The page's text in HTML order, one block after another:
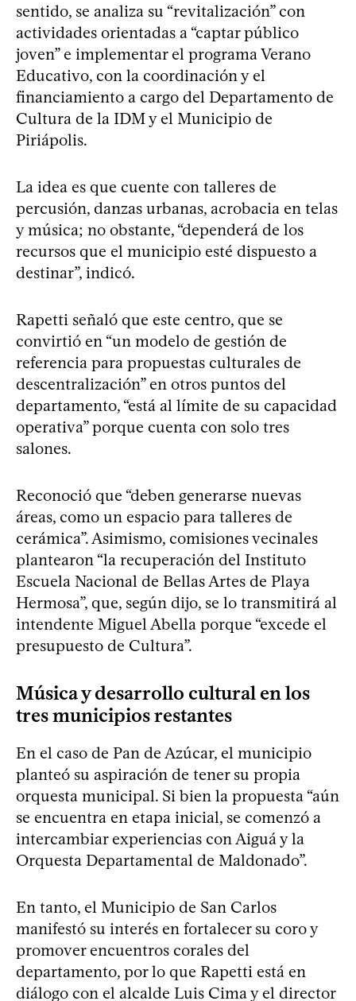
sentido, se analiza su “revitalización” con
actividades orientadas a “captar público
joven” e implementar el programa Verano
Educativo, con la coordinación y el
financiamiento a cargo del Departamento de
Cultura de la IDM y el Municipio de
Piriápolis.
La idea es que cuente con talleres de
percusión, danzas urbanas, acrobacia en telas
y música; no obstante, “dependerá de los
recursos que el municipio esté dispuesto a
destinar”, indicó.
Rapetti señaló que este centro, que se
convirtió en “un modelo de gestión de
referencia para propuestas culturales de
descentralización” en otros puntos del
departamento, “está al límite de su capacidad
operativa” porque cuenta con solo tres
salones.
Reconoció que “deben generarse nuevas
áreas, como un espacio para talleres de
cerámica”. Asimismo, comisiones vecinales
plantearon “la recuperación del Instituto
Escuela Nacional de Bellas Artes de Playa
Hermosa”, que, según dijo, se lo transmitirá al
intendente Miguel Abella porque “excede el
presupuesto de Cultura”.
Música y desarrollo cultural en los
tres municipios restantes
En el caso de Pan de Azúcar, el municipio
planteó su aspiración de tener su propia
orquesta municipal. Si bien la propuesta “aún
se encuentra en etapa inicial, se comenzó a
intercambiar experiencias con Aiguá y la
Orquesta Departamental de Maldonado”.
En tanto, el Municipio de San Carlos
manifestó su interés en fortalecer su coro y
promover encuentros corales del
departamento, por lo que Rapetti está en
diálogo con el alcalde Luis Cima y el director